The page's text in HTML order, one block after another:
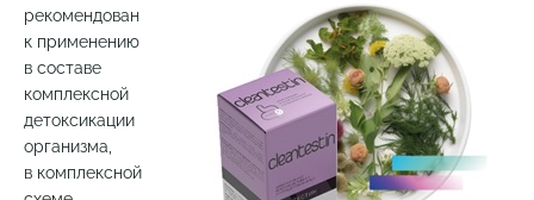
рекомендован
к применению
в составе
комплексной
детоксикации
организма,
в комплексной